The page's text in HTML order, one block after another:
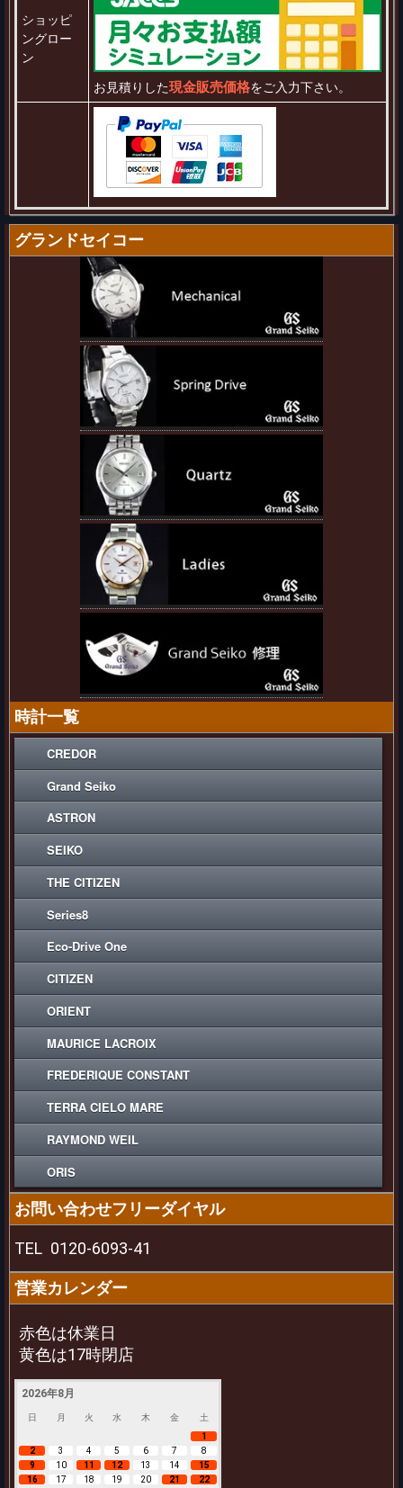
ショッピ
ングロー
ン
お見積りした現金販売価格をご入力下さい。
グランドセイコー
時計一覧
CREDOR
Grand Seiko
ASTRON
SEIKO
THE CITIZEN
Series8
Eco-Drive One
CITIZEN
ORIENT
MAURICE LACROIX
FREDERIQUE CONSTANT
TERRA CIELO MARE
RAYMOND WEIL
ORIS
お問い合わせフリーダイヤル
TEL 0120-6093-41
営業カレンダー
赤色は休業日
黄色は17時閉店
2026年8月
日 月 火 水 木 金
土
1
2
3 4 5 6 7
8
9
10 11 12 13 14
15
16
17 18 19 20 21
22